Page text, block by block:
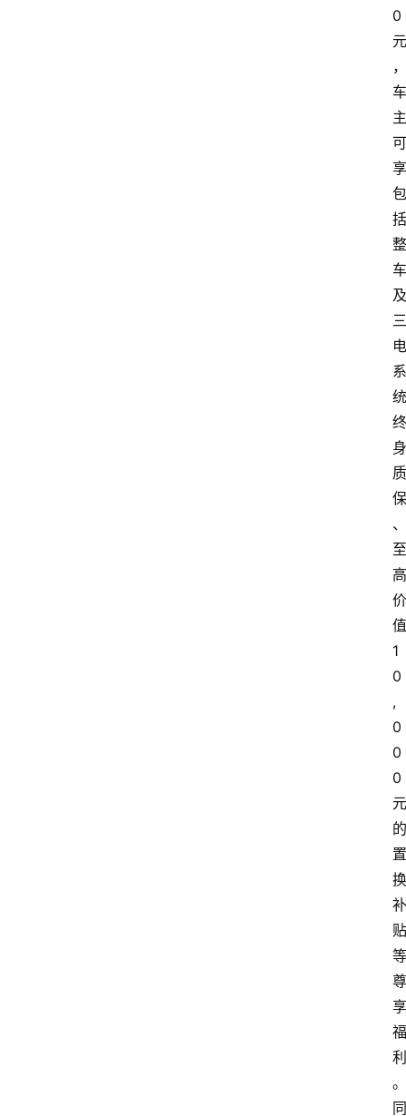
0
元
，
车
主
可
享
包
括
整
车
及
三
电
系
统
终
身
质
保
、
至
高
价
值
1
0
,
0
0
0
元
的
置
换
补
贴
等
尊
享
福
利
。
同